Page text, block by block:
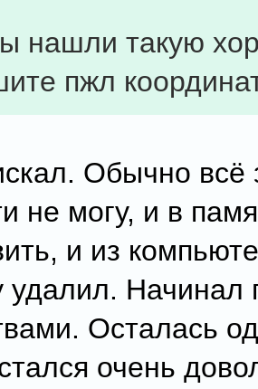
нашли такую
пжл
Обычно всё
не могу, и в
и из
удалил. Начинал
Осталась
очень